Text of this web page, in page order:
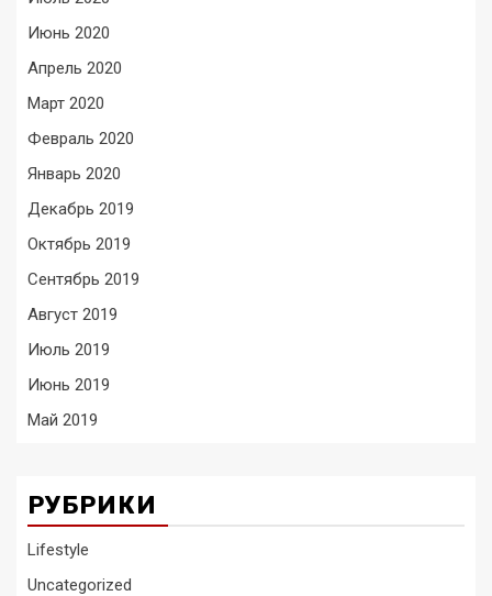
Июнь 2020
Апрель 2020
Март 2020
Февраль 2020
Январь 2020
Декабрь 2019
Октябрь 2019
Сентябрь 2019
Август 2019
Июль 2019
Июнь 2019
Май 2019
РУБРИКИ
Lifestyle
Uncategorized